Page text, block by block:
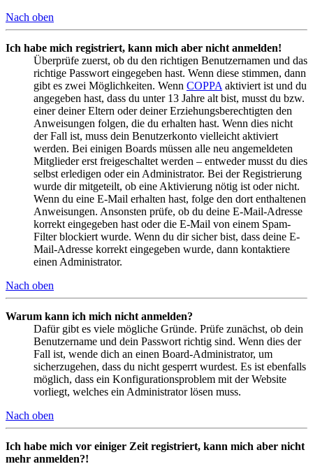
Nach oben
Ich habe mich registriert, kann mich aber nicht anmelden!
Überprüfe zuerst, ob du den richtigen Benutzernamen und das
richtige Passwort eingegeben hast. Wenn diese stimmen, dann
gibt es zwei Möglichkeiten. Wenn COPPA aktiviert ist und du
angegeben hast, dass du unter 13 Jahre alt bist, musst du bzw.
einer deiner Eltern oder deiner Erziehungsberechtigten den
Anweisungen folgen, die du erhalten hast. Wenn dies nicht
der Fall ist, muss dein Benutzerkonto vielleicht aktiviert
werden. Bei einigen Boards müssen alle neu angemeldeten
Mitglieder erst freigeschaltet werden – entweder musst du dies
selbst erledigen oder ein Administrator. Bei der Registrierung
wurde dir mitgeteilt, ob eine Aktivierung nötig ist oder nicht.
Wenn du eine E-Mail erhalten hast, folge den dort enthaltenen
Anweisungen. Ansonsten prüfe, ob du deine E-Mail-Adresse
korrekt eingegeben hast oder die E-Mail von einem Spam-
Filter blockiert wurde. Wenn du dir sicher bist, dass deine E-
Mail-Adresse korrekt eingegeben wurde, dann kontaktiere
einen Administrator.
Nach oben
Warum kann ich mich nicht anmelden?
Dafür gibt es viele mögliche Gründe. Prüfe zunächst, ob dein
Benutzername und dein Passwort richtig sind. Wenn dies der
Fall ist, wende dich an einen Board-Administrator, um
sicherzugehen, dass du nicht gesperrt wurdest. Es ist ebenfalls
möglich, dass ein Konfigurationsproblem mit der Website
vorliegt, welches ein Administrator lösen muss.
Nach oben
Ich habe mich vor einiger Zeit registriert, kann mich aber nicht
mehr anmelden?!